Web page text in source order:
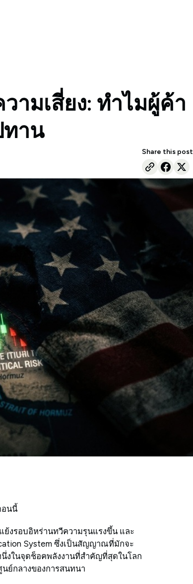
ามเสี่ยง: ทำไมผู้ค้า
ทาน
Share this post
อนนี้
ย้งรอบอิหร่านทวีความรุนแรงขึ้น และ
System ซึ่งเป็นสัญญาณที่มักจะ
นึ่งในจุดช็อคพลังงานที่สำคัญที่สุดในโลก
ย์กลางของการสนทนา